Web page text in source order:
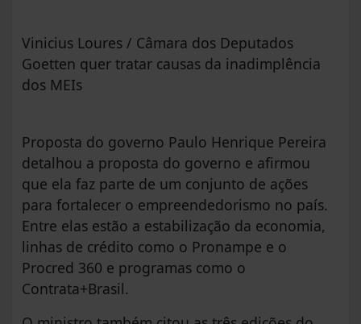
Vinicius Loures / Câmara dos Deputados
Goetten quer tratar causas da inadimplência
dos MEIs
Proposta do governo Paulo Henrique Pereira
detalhou a proposta do governo e afirmou
que ela faz parte de um conjunto de ações
para fortalecer o empreendedorismo no país.
Entre elas estão a estabilização da economia,
linhas de crédito como o Pronampe e o
Procred 360 e programas como o
Contrata+Brasil.